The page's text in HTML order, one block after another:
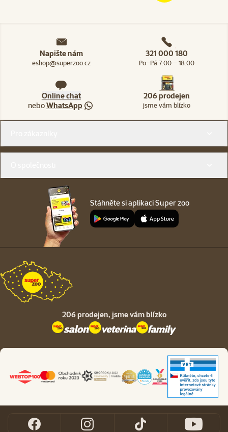
Napište nám
eshop@superzoo.cz
321 000 180
Po–Pá 7:00 – 18:00
Online chat
neboWhatsApp
206 prodejen
jsme vám blízko
Stáhněte si aplikaci Super zoo
206 prodejen, jsme vám blízko